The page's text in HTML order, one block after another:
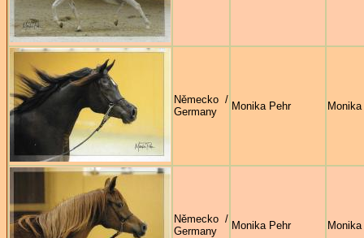
Německo /
Germany
Monika Pehr
Německo /
Germany
Monika Pehr